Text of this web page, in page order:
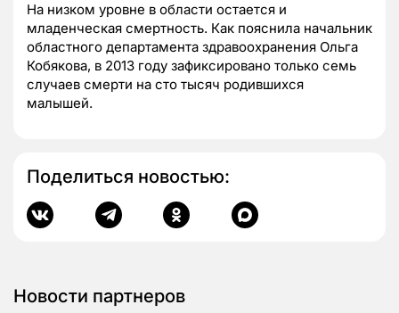
На низком уровне в области остается и
младенческая смертность. Как пояснила начальник
областного департамента здравоохранения Ольга
Кобякова, в 2013 году зафиксировано только семь
случаев смерти на сто тысяч родившихся
малышей.
Поделиться новостью:
Новости партнеров